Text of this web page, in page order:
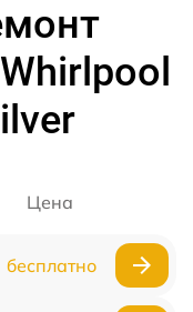
Цена
бесплатно